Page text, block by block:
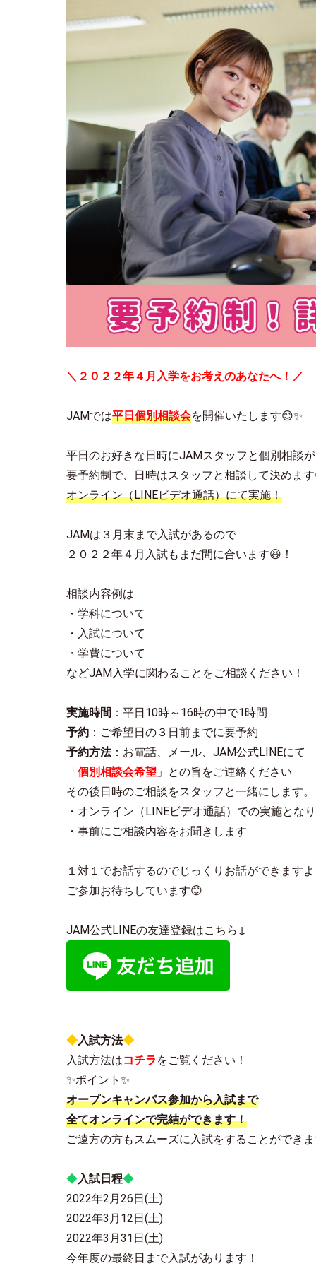
＼２０２２年４月入学をお考えのあなたへ！／
JAMでは平日個別相談会を開催いたします😊✨
平日のお好きな日時にJAMスタッフと個別相談が
要予約制で、日時はスタッフと相談して決めま
オンライン（LINEビデオ通話）にて実施！
JAMは３月末まで入試があるので
２０２２年４月入試もまだ間に合います😆！
相談内容例は
・学科について
・入試について
・学費について
などJAM入学に関わることをご相談ください！
実施時間 ：平日10時～16時の中で1時間
予約：ご希望日の３日前までに要予約
予約方法：お電話、メール、JAM公式LINEにて
「個別相談会希望」との旨をご連絡ください
その後日時のご相談をスタッフと一緒にします。
・オンライン（LINEビデオ通話）での実施とな
・事前にご相談内容をお聞きします
１対１でお話するのでじっくりお話ができます
ご参加お待ちしています😊
JAM公式LINEの友達登録はこちら↓
◆入試方法◆
入試方法はコチラ をご覧ください！
✨ポイント✨
オープンキャンパス参加から入試まで
全てオンラインで完結ができます！
ご遠方の方もスムーズに入試をすることができ
◆入試日程◆
2022年2月26日(土)
2022年3月12日(土)
2022年3月31日(土)
今年度の最終日まで入試があります！